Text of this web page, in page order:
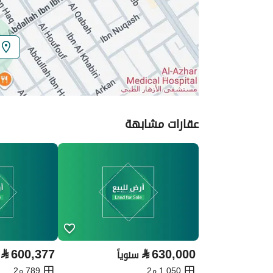
المنطقة
منطقة الرياض
المدينة
الرياض
الحي
النسيم الشرقي
اسم الشارع
حسان بن ثابت
الرمز البريدي
للإيجار
استخدام العقار
-
نوع العقار
اراضي سكنية
عقارات مشابهة
⃁630,000 سنوياً ⃁600,377